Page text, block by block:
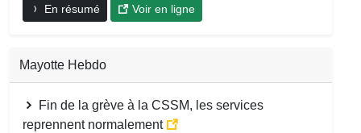
En résumé Voir en ligne
Mayotte Hebdo
Fin de la grève à la CSSM, les services
reprennent normalement